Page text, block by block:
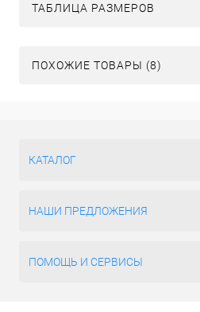
ТАБЛИЦА РАЗМЕРОВ
ПОХОЖИЕ ТОВАРЫ (8)
КАТАЛОГ
НАШИ ПРЕДЛОЖЕНИЯ
ПОМОЩЬ И СЕРВИСЫ